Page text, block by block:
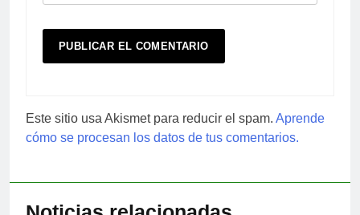
Este sitio usa Akismet para reducir el spam. Aprende
cómo se procesan los datos de tus comentarios.